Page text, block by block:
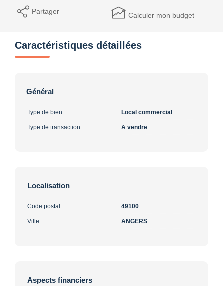
Partager Calculer mon budget
Caractéristiques détaillées
Général
Type de bien Local commercial
Type de transaction A vendre
Localisation
Code postal 49100
Ville ANGERS
Aspects financiers